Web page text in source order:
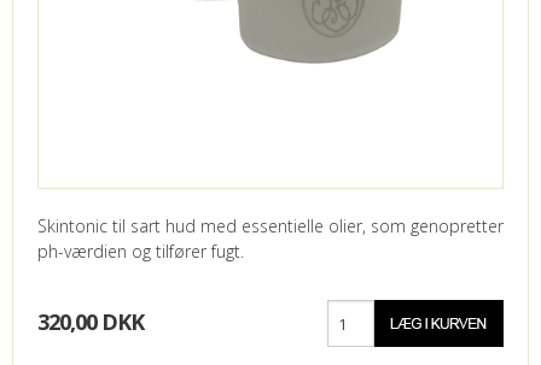
Skintonic til sart hud med essentielle olier, som genopretter
ph-værdien og tilfører fugt.
320,00 DKK